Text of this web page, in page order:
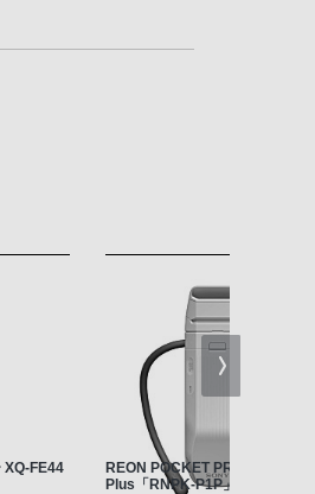
XQ-FE44
REON POCKET PRO
Plus「RNPK-P1P」